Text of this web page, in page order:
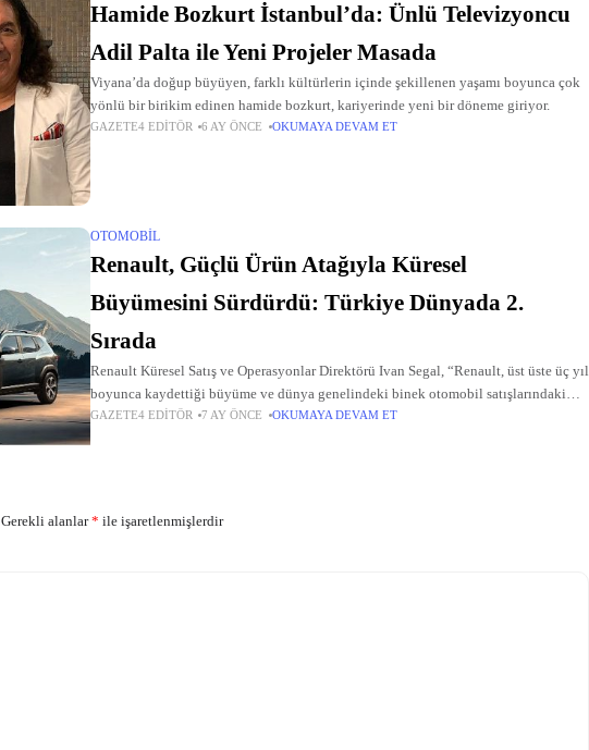
Hamide Bozkurt İstanbul’da: Ünlü Televizyoncu
Adil Palta ile Yeni Projeler Masada
Viyana’da doğup büyüyen, farklı kültürlerin içinde şekillenen yaşamı boyunca çok
yönlü bir birikim edinen hamide bozkurt, kariyerinde yeni bir döneme giriyor.
GAZETE4 EDITÖR 6 AY ÖNCE OKUMAYA DEVAM ET
OTOMOBIL
Renault, Güçlü Ürün Atağıyla Küresel
Büyümesini Sürdürdü: Türkiye Dünyada 2.
Sırada
Renault Küresel Satış ve Operasyonlar Direktörü Ivan Segal, “Renault, üst üste üç yıl
boyunca kaydettiği büyüme ve dünya genelindeki binek otomobil satışlarındaki
güçlü artışla, stratejisinin sağlamlığını ve tutarlılığını ortaya koydu.
GAZETE4 EDITÖR 7 AY ÖNCE OKUMAYA DEVAM ET
Gerekli alanlar* ile işaretlenmişlerdir